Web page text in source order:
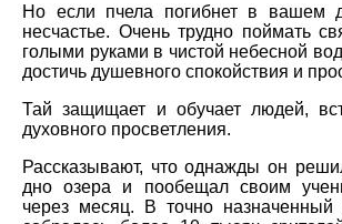
Но если пчела погибнет в вашем
несчастье. Очень трудно поймать
голыми руками в чистой небесной
достичь душевного спокойствия и
Тай защищает и обучает людей,
духовного просветления.
Рассказывают, что однажды он
дно озера и пообещал своим
через месяц. В точно назначенный